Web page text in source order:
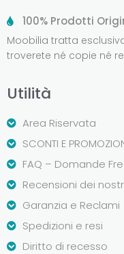
100% Prodotti
Moobilia tratta
troverete né copie né
Utilità
Area Riservata
SCONTI E
FAQ – Domande
Recensioni dei
Garanzia e Reclami
Spedizioni e resi
Diritto di recesso